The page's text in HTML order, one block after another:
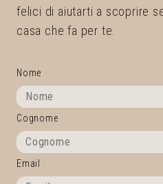
felici di aiutarti a scoprire
casa che fa per te.
Nome
Cognome
Email